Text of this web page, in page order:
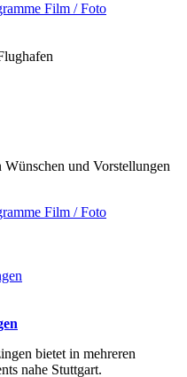
Film / Foto
und Vorstellungen
Film / Foto
bietet in mehreren
nahe Stuttgart.